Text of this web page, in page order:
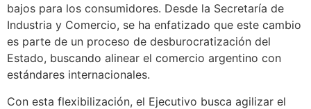
bajos para los consumidores. Desde la Secretaría de
Industria y Comercio, se ha enfatizado que este cambio
es parte de un proceso de desburocratización del
Estado, buscando alinear el comercio argentino con
estándares internacionales.
Con esta flexibilización, el Ejecutivo busca agilizar el